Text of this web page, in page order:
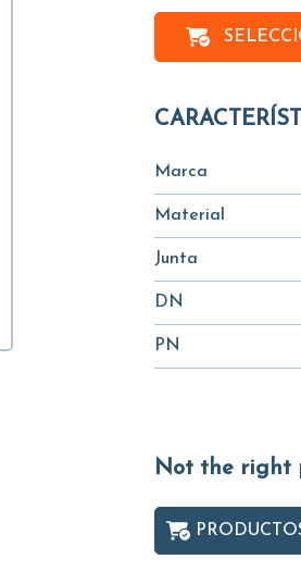
Marca
Material
Junta
DN
PN
Not the right